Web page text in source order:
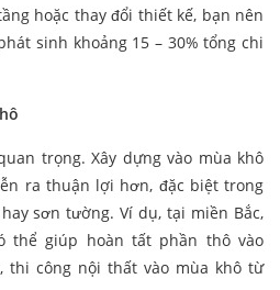
hoặc thay đổi thiết kế, bạn nên
sinh khoảng 15 – 30% tổng chi
trọng. Xây dựng vào mùa khô
ra thuận lợi hơn, đặc biệt trong
sơn tường. Ví dụ, tại miền Bắc,
thể giúp hoàn tất phần thô vào
thi công nội thất vào mùa khô từ